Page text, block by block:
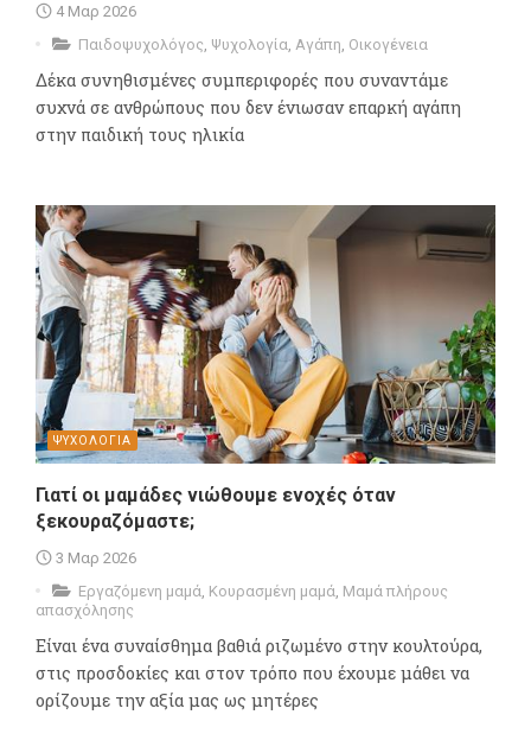
4 Μαρ 2026
Παιδοψυχολόγος Ψυχολογία Αγάπη Οικογένεια
Δέκα συνηθισμένες συμπεριφορές που συναντάμε
συχνά σε ανθρώπους που δεν ένιωσαν επαρκή αγάπη
στην παιδική τους ηλικία
ΨΥΧΟΛΟΓΙΑ
Γιατί οι μαμάδες νιώθουμε ενοχές όταν
ξεκουραζόμαστε;
3 Μαρ 2026
Εργαζόμενη μαμά, Κουρασμένη μαμά, Μαμά πλήρους
απασχόλησης
Είναι ένα συναίσθημα βαθιά ριζωμένο στην κουλτούρα,
στις προσδοκίες και στον τρόπο που έχουμε μάθει να
ορίζουμε την αξία μας ως μητέρες